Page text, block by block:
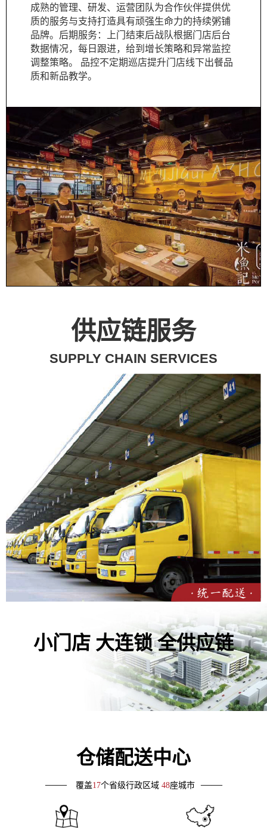
成熟的管理、研发、运营团队为合作伙伴提供优
质的服务与支持打造具有顽强生命力的持续粥铺
品牌。后期服务：上门结束后战队根据门店后台
数据情况，每日跟进，给到增长策略和异常监控
调整策略。 品控不定期巡店提升门店线下出餐品
质和新品教学。
供应链服务
SUPPLY CHAIN SERVICES
小门店 大连锁 全供应链
仓储配送中心
—— 覆盖17个省级行政区域 48座城市——